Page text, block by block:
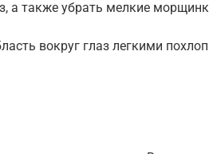
а также убрать мелкие
вокруг глаз легкими